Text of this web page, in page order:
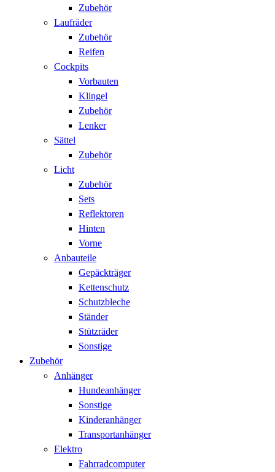
Zubehör
Laufräder
Zubehör
Reifen
Cockpits
Vorbauten
Klingel
Zubehör
Lenker
Sättel
Zubehör
Licht
Zubehör
Sets
Reflektoren
Hinten
Vorne
Anbauteile
Gepäckträger
Kettenschutz
Schutzbleche
Ständer
Stützräder
Sonstige
Zubehör
Anhänger
Hundeanhänger
Sonstige
Kinderanhänger
Transportanhänger
Elektro
Fahrradcomputer